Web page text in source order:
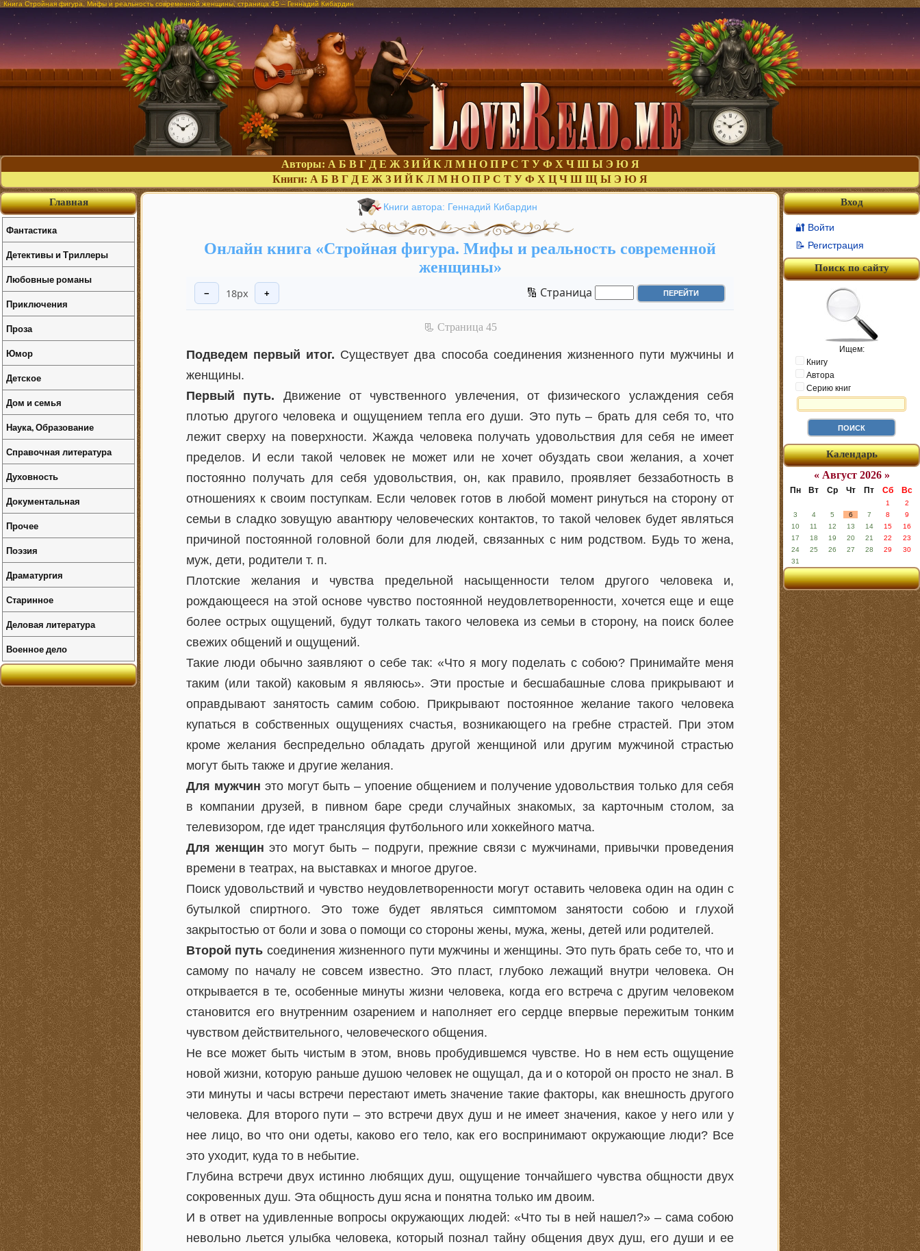
Книга Стройная фигура. Мифы и реальность современной женщины, страница 45 – Геннадий Кибардин
Авторы: А Б В Г Д Е Ж З И Й К Л М Н О П Р С Т У Ф Х Ч Ш Ы Э Ю Я
Книги: А Б В Г Д Е Ж З И Й К Л М Н О П Р С Т У Ф Х Ц Ч Ш Щ Ы Э Ю Я
Книги автора: Геннадий Кибардин
Онлайн книга «Стройная фигура. Мифы и реальность современной
женщины»
− 18px + 🔢 Страница
📃 Cтраница 45
Подведем первый итог. Существует два способа соединения жизненного пути мужчины и
женщины.
Первый путь. Движение от чувственного увлечения, от физического услаждения себя
плотью другого человека и ощущением тепла его души. Это путь – брать для себя то, что
лежит сверху на поверхности. Жажда человека получать удовольствия для себя не имеет
пределов. И если такой человек не может или не хочет обуздать свои желания, а хочет
постоянно получать для себя удовольствия, он, как правило, проявляет беззаботность в
отношениях к своим поступкам. Если человек готов в любой момент ринуться на сторону от
семьи в сладко зовущую авантюру человеческих контактов, то такой человек будет являться
причиной постоянной головной боли для людей, связанных с ним родством. Будь то жена,
муж, дети, родители т. п.
Плотские желания и чувства предельной насыщенности телом другого человека и,
рождающееся на этой основе чувство постоянной неудовлетворенности, хочется еще и еще
более острых ощущений, будут толкать такого человека из семьи в сторону, на поиск более
свежих общений и ощущений.
Такие люди обычно заявляют о себе так: «Что я могу поделать с собою? Принимайте меня
таким (или такой) каковым я являюсь». Эти простые и бесшабашные слова прикрывают и
оправдывают занятость самим собою. Прикрывают постоянное желание такого человека
купаться в собственных ощущениях счастья, возникающего на гребне страстей. При этом
кроме желания беспредельно обладать другой женщиной или другим мужчиной страстью
могут быть также и другие желания.
Для мужчин это могут быть – упоение общением и получение удовольствия только для себя
в компании друзей, в пивном баре среди случайных знакомых, за карточным столом, за
телевизором, где идет трансляция футбольного или хоккейного матча.
Для женщин это могут быть – подруги, прежние связи с мужчинами, привычки проведения
времени в театрах, на выставках и многое другое.
Поиск удовольствий и чувство неудовлетворенности могут оставить человека один на один с
бутылкой спиртного. Это тоже будет являться симптомом занятости собою и глухой
закрытостью от боли и зова о помощи со стороны жены, мужа, жены, детей или родителей.
Второй путь соединения жизненного пути мужчины и женщины. Это путь брать себе то, что и
самому по началу не совсем известно. Это пласт, глубоко лежащий внутри человека. Он
открывается в те, особенные минуты жизни человека, когда его встреча с другим человеком
становится его внутренним озарением и наполняет его сердце впервые пережитым тонким
чувством действительного, человеческого общения.
Не все может быть чистым в этом, вновь пробудившемся чувстве. Но в нем есть ощущение
новой жизни, которую раньше душою человек не ощущал, да и о которой он просто не знал. В
эти минуты и часы встречи перестают иметь значение такие факторы, как внешность другого
человека. Для второго пути – это встречи двух душ и не имеет значения, какое у него или у
нее лицо, во что они одеты, каково его тело, как его воспринимают окружающие люди? Все
это уходит, куда то в небытие.
Глубина встречи двух истинно любящих душ, ощущение тончайшего чувства общности двух
сокровенных душ. Эта общность душ ясна и понятна только им двоим.
И в ответ на удивленные вопросы окружающих людей: «Что ты в ней нашел?» – сама собою
невольно льется улыбка человека, который познал тайну общения двух душ, его души и ее
Вход
🔐 Войти
📝 Регистрация
Поиск по сайту
Ищем:
Книгу
Автора
Серию книг
Календарь
« Август 2026 »
Пн Вт Ср Чт Пт Сб Вс
1
2
3
4 5 6 7 8
9
10
11 12 13 14 15
16
17
18 19 20 21 22
23
24
25 26 27 28 29
30
31
Главная
Фантастика
Детективы и Триллеры
Любовные романы
Приключения
Проза
Юмор
Детское
Дом и семья
Наука, Образование
Справочная литература
Духовность
Документальная
Прочее
Поэзия
Драматургия
Старинное
Деловая литература
Военное дело